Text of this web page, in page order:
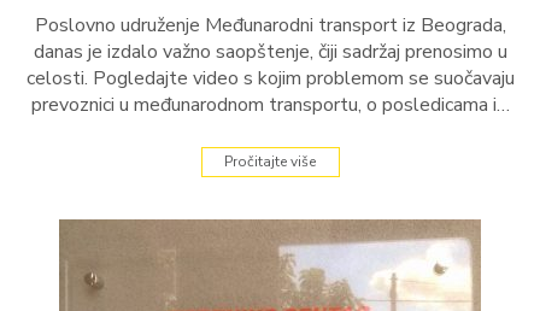
Poslovno udruženje Međunarodni transport iz Beograda,
danas je izdalo važno saopštenje, čiji sadržaj prenosimo u
celosti. Pogledajte video s kojim problemom se suočavaju
prevoznici u međunarodnom transportu, o posledicama i…
Pročitajte više